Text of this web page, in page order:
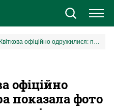
Бражко і Квіткова офіційно одружилися: пара показала фото та відео з власного весілля
офіційно
показала фото